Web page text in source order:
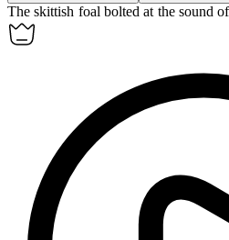
Theskittish foal bolted at the sound